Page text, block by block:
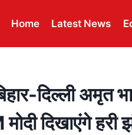
Home Latest News
दिल्ली अमृत
दिखाएंगे हरी